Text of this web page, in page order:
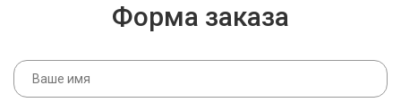
Форма заказа